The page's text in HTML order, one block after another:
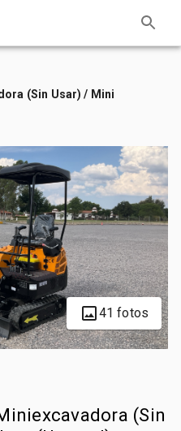
(Sin Usar) / Mini
41 fotos
(Sin